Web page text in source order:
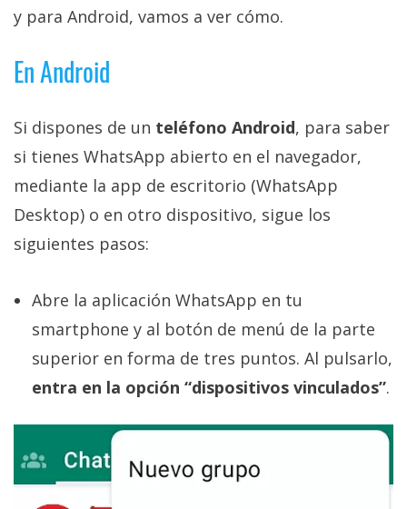
El medio de
digital donde
encontrarás
noticias sobre
tecnología,
móviles,
ordenadores,
apps,
videojuegos,
comparativas,
trucos y
El Grupo
Informático
(CC) 2006-
2026. Algunos
reservados
y para Android, vamos a ver cómo.
En Android
Si dispones de un teléfono Android, para saber
si tienes WhatsApp abierto en el navegador,
mediante la app de escritorio (WhatsApp
Desktop) o en otro dispositivo, sigue los
siguientes pasos:
Abre la aplicación WhatsApp en tu
smartphone y al botón de menú de la parte
superior en forma de tres puntos. Al pulsarlo,
entra en la opción “dispositivos vinculados”.